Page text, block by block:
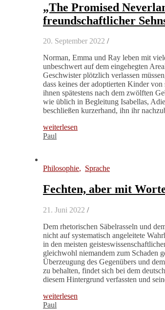
„The Promised
freundschaftlicher
20. September 2022 /
Norman, Emma und Ray leben mit
unbeschwert auf dem eingehegten
Geschwister plötzlich verlassen
dass keines der adoptierten Kinder
ihnen spätestens nach dem zwölften
wie üblich in Begleitung Isabellas,
beschließen kurzerhand, ihn ihr
weiterlesen
Paul
Philosophie, Sprache
Fechten, aber mit
21. Juni 2022 /
Dem rhetorischen Säbelrasseln und
nicht auf systematisch angeleitete
in den meisten
gleichwohl niemandem zum Schaden
Überzeugung des Gegenübers und
zu behalten, findet sich bei dem
diesem Hintergrund verfassten und
weiterlesen
Paul